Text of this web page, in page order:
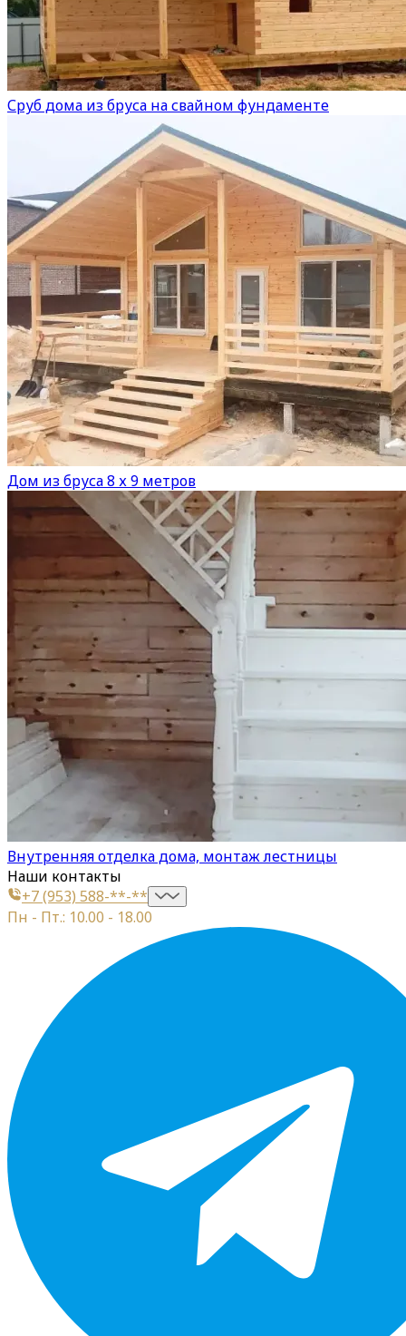
Сруб дома из бруса на свайном фундаменте
Дом из бруса 8 х 9 метров
Внутренняя отделка дома, монтаж лестницы
Наши контакты
+7 (953) 588-**-**
Пн - Пт.: 10.00 - 18.00